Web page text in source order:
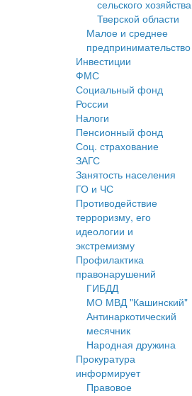
сельского хозяйства
Тверской области
Малое и среднее
предпринимательство
Инвестиции
ФМС
Социальный фонд
России
Налоги
Пенсионный фонд
Соц. страхование
ЗАГС
Занятость населения
ГО и ЧС
Противодействие
терроризму, его
идеологии и
экстремизму
Профилактика
правонарушений
ГИБДД
МО МВД "Кашинский"
Антинаркотический
месячник
Народная дружина
Прокуратура
информирует
Правовое